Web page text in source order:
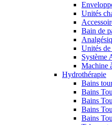
Unités
Bain de
Unités
Système
Machine
Hydrothérapie
Bains
Bains
Bains
Bains
Bains